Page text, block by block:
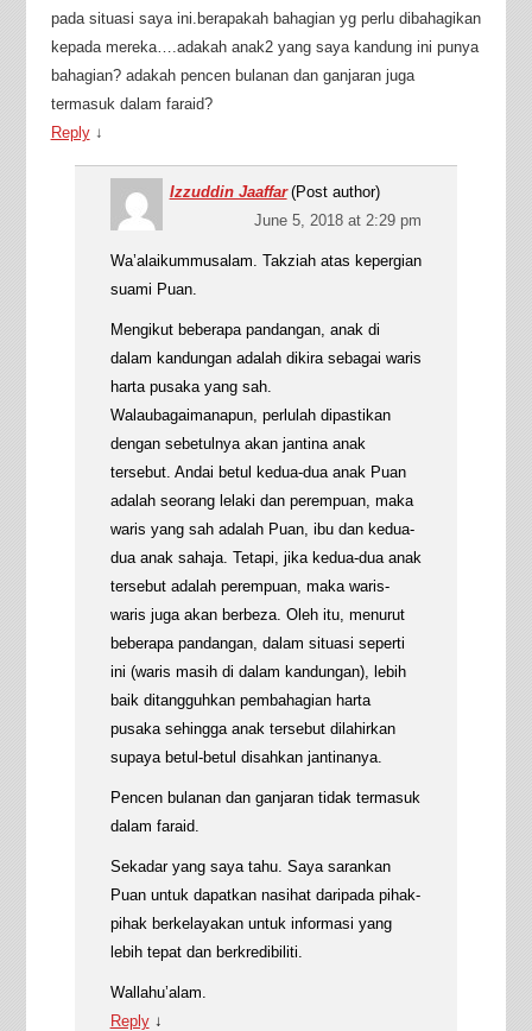
pada situasi saya ini.berapakah bahagian yg perlu dibahagikan
kepada mereka….adakah anak2 yang saya kandung ini punya
bahagian? adakah pencen bulanan dan ganjaran juga
termasuk dalam faraid?
Reply ↓
Izzuddin Jaaffar (Post author)
June 5, 2018 at 2:29 pm
Wa’alaikummusalam. Takziah atas kepergian
suami Puan.
Mengikut beberapa pandangan, anak di
dalam kandungan adalah dikira sebagai waris
harta pusaka yang sah.
Walaubagaimanapun, perlulah dipastikan
dengan sebetulnya akan jantina anak
tersebut. Andai betul kedua-dua anak Puan
adalah seorang lelaki dan perempuan, maka
waris yang sah adalah Puan, ibu dan kedua-
dua anak sahaja. Tetapi, jika kedua-dua anak
tersebut adalah perempuan, maka waris-
waris juga akan berbeza. Oleh itu, menurut
beberapa pandangan, dalam situasi seperti
ini (waris masih di dalam kandungan), lebih
baik ditangguhkan pembahagian harta
pusaka sehingga anak tersebut dilahirkan
supaya betul-betul disahkan jantinanya.
Pencen bulanan dan ganjaran tidak termasuk
dalam faraid.
Sekadar yang saya tahu. Saya sarankan
Puan untuk dapatkan nasihat daripada pihak-
pihak berkelayakan untuk informasi yang
lebih tepat dan berkredibiliti.
Wallahu’alam.
Reply ↓